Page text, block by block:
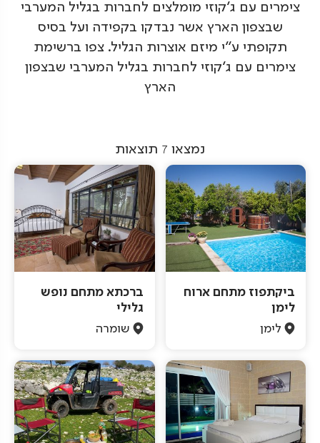
צימרים עם ג'קוזי מומלצים לחברות בגליל המערבי
שבצפון הארץ אשר נבדקו בקפידה ועל בסיס
תקופתי ע"י מיזם אוצרות הגליל. צפו ברשימת
צימרים עם ג'קוזי לחברות בגליל המערבי שבצפון
הארץ
נמצאו 7 תוצאות
ביקתפוז מתחם ארוח
לימן
לימן
ברכתא מתחם נופש
גלילי
שומרה